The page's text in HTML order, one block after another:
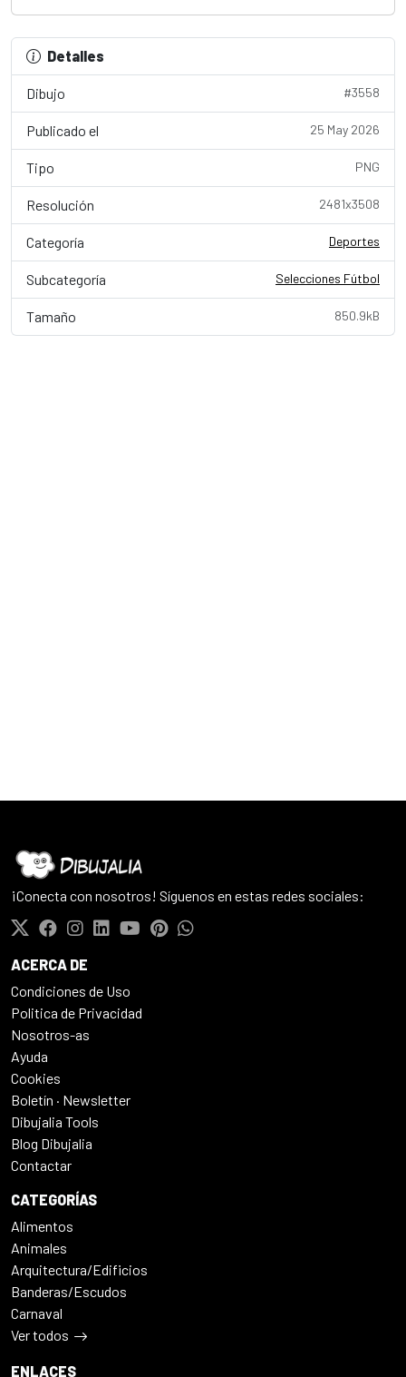
Detalles
Dibujo #3558
Publicado el 25 May 2026
Tipo PNG
Resolución 2481x3508
Categoría Deportes
Subcategoría Selecciones Fútbol
Tamaño 850.9kB
¡Conecta con nosotros! Síguenos en estas redes sociales:
ACERCA DE
Condiciones de Uso
Politica de Privacidad
Nosotros-as
Ayuda
Cookies
Boletín · Newsletter
Dibujalia Tools
Blog Dibujalia
Contactar
CATEGORÍAS
Alimentos
Animales
Arquitectura/Edificios
Banderas/Escudos
Carnaval
Ver todos
ENLACES